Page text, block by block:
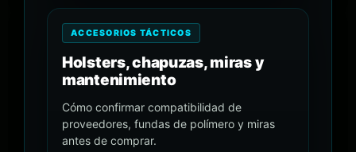
ACCESORIOS TÁCTICOS
Holsters, chapuzas, miras y
mantenimiento
Cómo confirmar compatibilidad de
proveedores, fundas de polímero y miras
antes de comprar.